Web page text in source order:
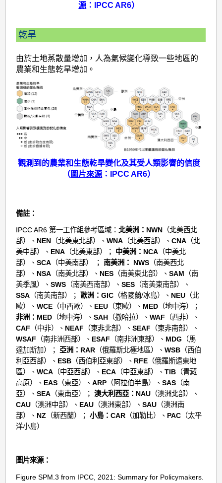
源 ：IPCC AR6）
乾旱
由於土地蒸散量增加，人為氣候變化導致一些地區的
農業和生態乾旱增加。
觀測到的農業和生態乾旱變化及其受人類影響的信度
（ 圖片來源 ：IPCC AR6）
備註：
IPCC AR6 第一工作組參考區域： 北美洲：NWN （北美西北
部）、 NEN （北美東北部）、WNA （北美西部）、CNA （北
美中部）、 ENA （北美東部）； 中美洲：NCA （中美北
部）、SCA （中美南部） ；南美洲： NWS （南美西北
部）、 NSA （南美北部）、 NES （南美東北部）、SAM （南
美季風）、SWS （南美西南部）、SES （南美東南部）、
SSA （南美南部）； 歐洲：GIC （格陵蘭/冰島）、 NEU （北
歐）、WCE （中西歐）、 EEU （東歐）、 MED （地中海）；
非洲：MED （地中海）、SAH （撒哈拉）、WAF （西非）、
CAF （中非）、 NEAF （東非北部）、SEAF （東非南部）、
WSAF （南非洲西部）、 ESAF （南非洲東部）、 MDG （馬
達加斯加）； 亞洲：RAR （俄羅斯北極地區）、WSB （西伯
利亞西部）、 ESB （西伯利亞東部）、 RFE （俄羅斯遠東地
區）、WCA （中亞西部）、 ECA （中亞東部）、TIB （青藏
高原）、 EAS （東亞）、ARP （阿拉伯半島）、SAS （南
亞）、SEA （東南亞）；澳大利西亞：NAU （澳洲北部）、
CAU （澳洲中部）、 EAU （澳洲東部）、SAU （澳洲南
部）、 NZ （新西蘭）；小島：CAR （加勒比）、 PAC （太平
洋小島）
圖片來源：
Figure SPM.3 from IPCC, 2021: Summary for Policymakers.